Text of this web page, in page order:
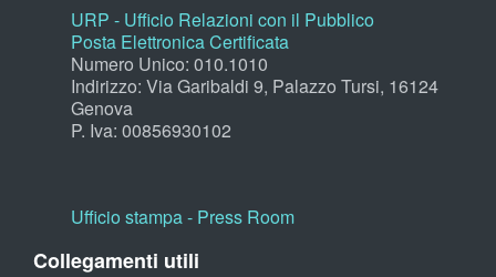
URP - Ufficio Relazioni con il Pubblico
Posta Elettronica Certificata
Numero Unico: 010.1010
Indirizzo: Via Garibaldi 9, Palazzo Tursi, 16124
Genova
P. Iva: 00856930102
Ufficio stampa - Press Room
Collegamenti utili